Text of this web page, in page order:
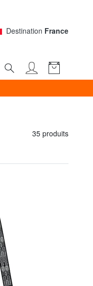
Destination France
35 produits